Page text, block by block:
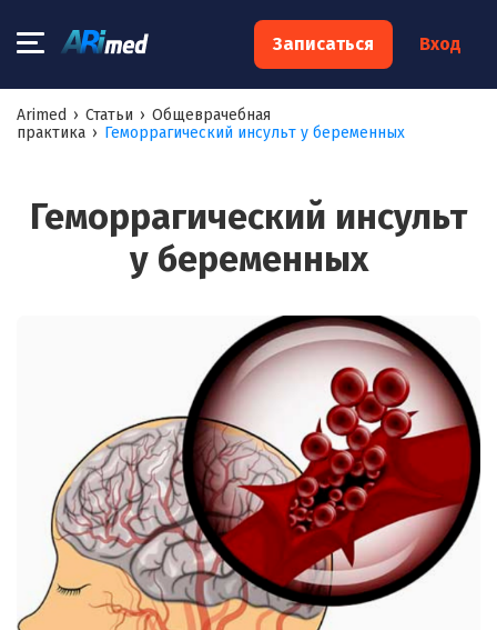
Записаться Вход
Arimed › Статьи › Общеврачебная
практика › Геморрагический инсульт у беременных
Геморрагический инсульт
у беременных
×
Запишитесь на консультацию к
специалисту
Ваш телефон:*
Я согласен на обработку моих персональных данных